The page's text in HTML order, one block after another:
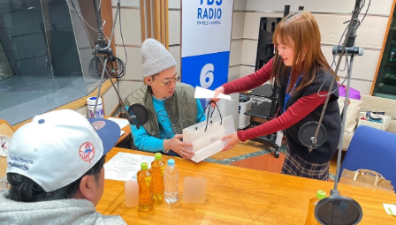
お知らせ
イベント・グッズ
YouTube
会社情報